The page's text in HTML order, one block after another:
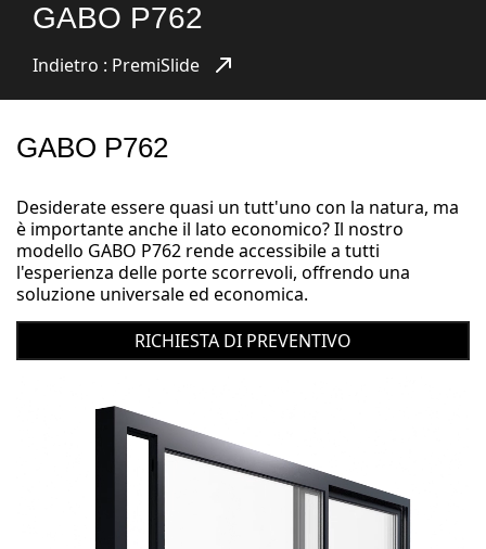
GABO P762
Indietro : PremiSlide
GABO P762
Desiderate essere quasi un tutt'uno con la natura, ma
è importante anche il lato economico? Il nostro
modello GABO P762 rende accessibile a tutti
l'esperienza delle porte scorrevoli, offrendo una
soluzione universale ed economica.
RICHIESTA DI PREVENTIVO